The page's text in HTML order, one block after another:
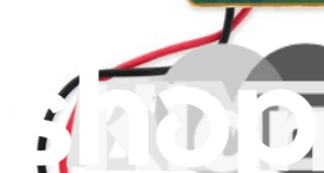
Über uns
Kundenservice
Über iFixit diskutieren
Jobs bei iFixit